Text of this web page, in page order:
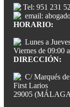
Tel: 951 231
email:
HORARIO:
Lunes a
Viernes de 09:00
DIRECCIÓN:
C/ Marqués
First Larios
29005